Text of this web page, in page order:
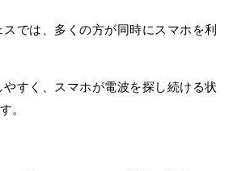
では、多くの方が同時にスマホを利
すく、スマホが電波を探し続ける状
。